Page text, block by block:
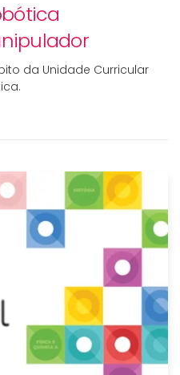
da Unidade Curricular